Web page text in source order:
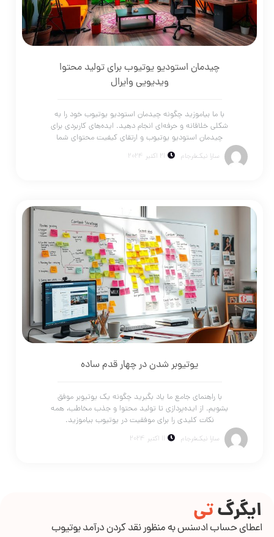
چیدمان استودیو یوتیوب برای تولید محتوا
ویدیویی وایرال
با ما بیاموزید چگونه چیدمان استودیو یوتیوب خود را به
شکلی خلاقانه و حرفه‌ای انجام دهید. ایده‌های کاربردی برای
چیدمان استودیو یوتیوب و ارتقای کیفیت محتوای شما
سارا نیک‌فرجام 21 اکتبر 2024
یوتیوبر شدن در چهار قدم ساده
با راهنمای جامع ما یاد بگیرید چگونه یک یوتیوبر موفق
بشویم. از ایده‌پردازی تا تولید محتوا و جذب مخاطب، همه
نکات کلیدی را برای موفقیت در یوتیوب بیاموزید.
سارا نیک‌فرجام 11 اکتبر 2024
ایگرگتی
اعطای حساب ادسنس به منظور نقد کردن درآمد یوتیوب